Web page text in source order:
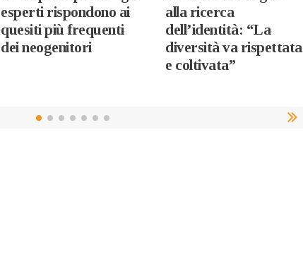
esperti rispondono ai
quesiti più frequenti
dei neogenitori
alla ricerca
dell’identità: “La
diversità va rispettata
e coltivata”